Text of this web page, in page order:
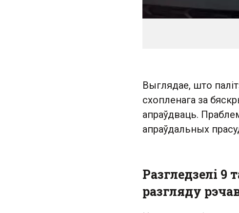
Выглядае, што
схопленага за
апраўдваць.
апраўдальных
Разгледзелі
разгляду